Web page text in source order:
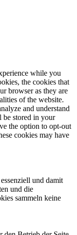
while you
the cookies that
browser as they are
of the website.
and understand
be stored in your
the option to opt-out
cookies may have
und damit
und die
sammeln keine